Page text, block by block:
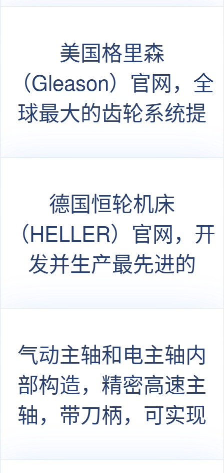
美国格里森
（Gleason）官网，全
球最大的齿轮系统提
德国恒轮机床
（HELLER）官网，开
发并生产最先进的
气动主轴和电主轴内
部构造，精密高速主
轴，带刀柄，可实现